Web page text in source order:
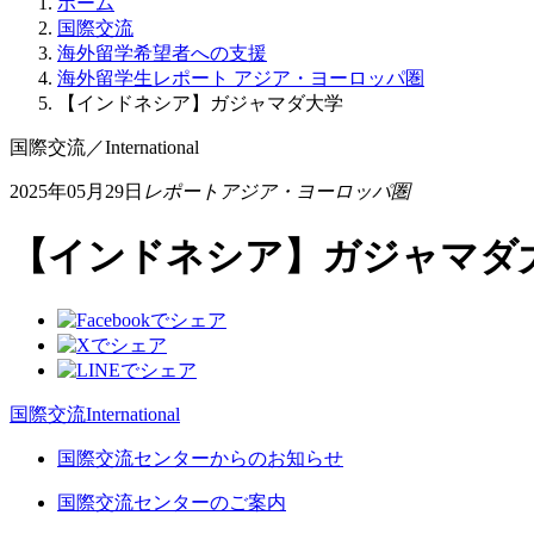
国際交流
海外留学希望者への支援
海外留学生レポート アジア・ヨーロッパ圏
【インドネシア】ガジャマダ大学
国際交流／International
2025年05月29日 レポートアジア・ヨーロッパ圏
【インドネシア】ガジャマダ
国際交流International
国際交流センターからのお知らせ
国際交流センターのご案内